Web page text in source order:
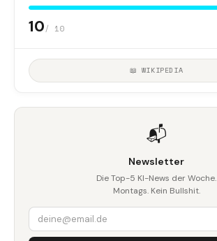
10/ 10
📖 WIKIPEDIA
📬
Newsletter
Die Top-5 KI-News der Woche.
Montags. Kein Bullshit.